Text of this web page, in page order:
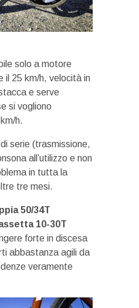
solo a motore
il 25 km/h, velocità in
e serve
si vogliono
h.
serie (trasmissione,
all’utilizzo e non
in tutta la
tre mesi.
50/34T
10-30T
forte in discesa
abbastanza agili da
veramente